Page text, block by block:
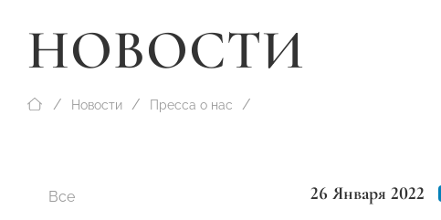
НОВОСТИ
Новости Пресса о нас
Все
26 Января 2022